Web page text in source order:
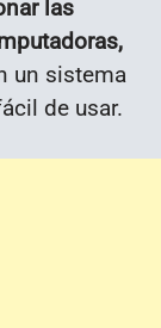
las
un sistema
de usar.